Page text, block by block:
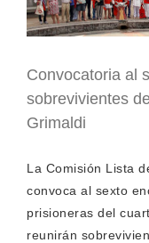
Convocatoria al
sobrevivientes
Grimaldi
La Comisión Lista
convoca al sexto
prisioneras del
reunirán